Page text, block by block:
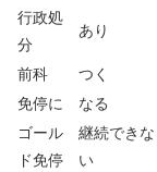
行政処
分
あり
前科
つく
免停に
なる
ゴール
ド免停
継続できな
い